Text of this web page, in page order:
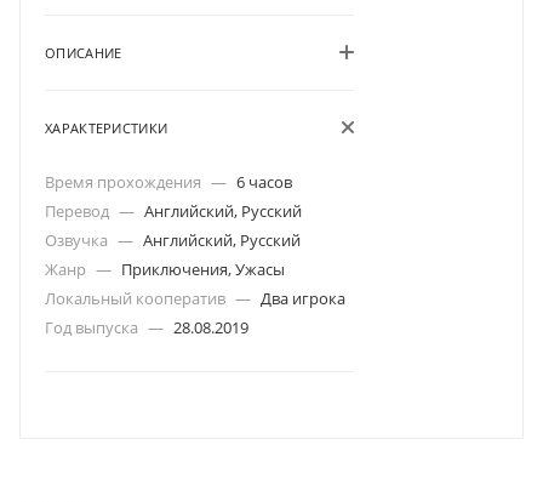
ОПИСАНИЕ
ХАРАКТЕРИСТИКИ
Время прохождения — 6 часов
Перевод — Английский, Русский
Озвучка — Английский, Русский
Жанр — Приключения, Ужасы
Локальный кооператив — Два игрока
Год выпуска — 28.08.2019